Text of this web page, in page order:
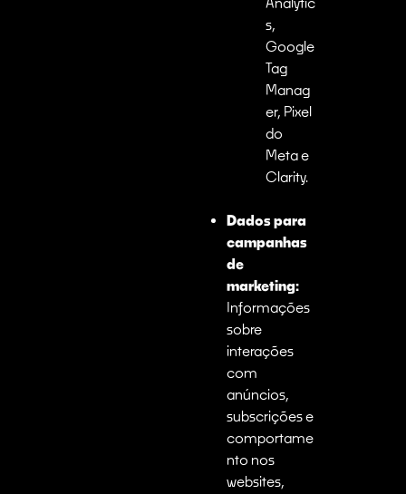
s,
Google
Tag
Manag
er, Pixel
do
Meta e
Clarity.
Dados para
campanhas
de
marketing:
Informações
sobre
interações
com
anúncios,
subscrições e
comportame
nto nos
websites,